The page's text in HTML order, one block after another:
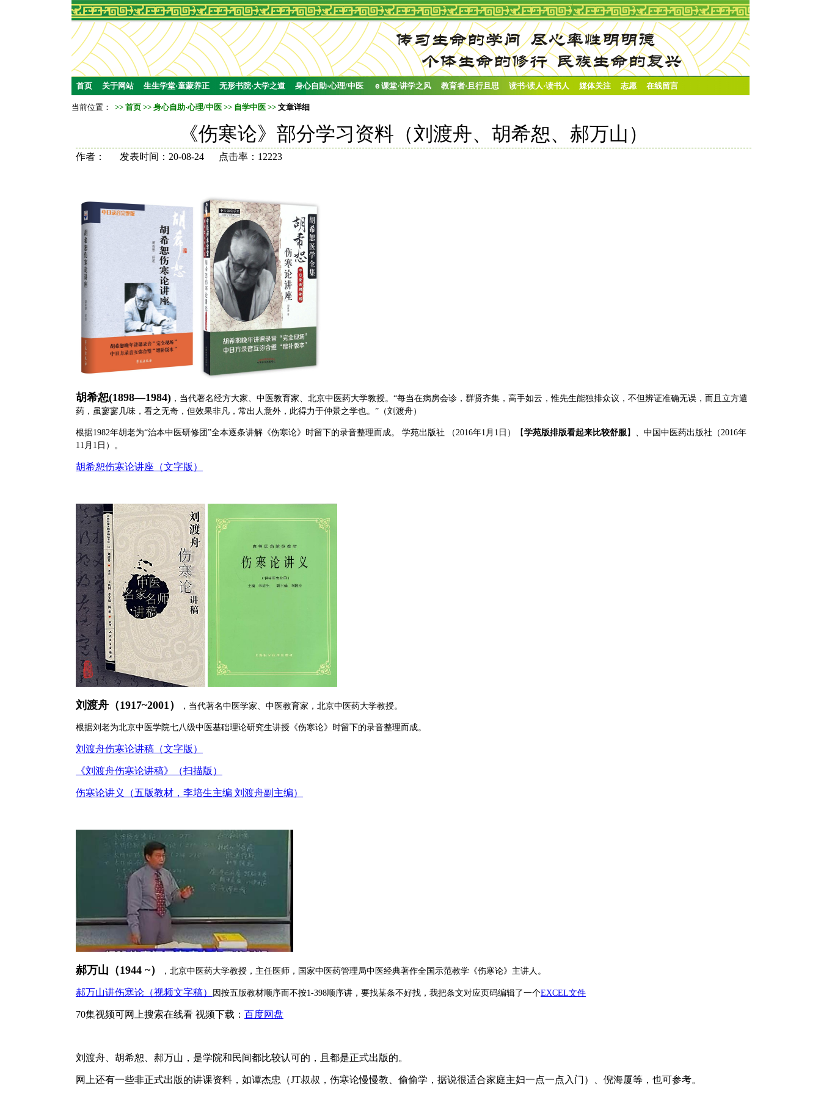
首页 关于网站 生生学堂·童蒙养正 无形书院·大学之道 身心自助·心理/中医 ｅ课堂·讲学之风 教育者·且行且思 读书·读人·读书人 媒体关注 志愿 在线留言
当前位置： >> 首页 >> 身心自助·心理/中医 >> 自学中医 >> 文章详细
《伤寒论》部分学习资料（刘渡舟、胡希恕、郝万山）
作者： 发表时间：20-08-24 点击率：12223
胡希恕(1898—1984) ，当代著名经方大家、中医教育家、北京中医药大学教授。“每当在病房会诊，群贤齐集，高手如云，惟先生能独排众议，不但辨证准确无误，而且立方遣
药，虽寥寥几味，看之无奇，但效果非凡，常出人意外，此得力于仲景之学也。”（刘渡舟）
根据1982年胡老为“治本中医研修团”全本逐条讲解《伤寒论》时留下的录音整理而成。 学苑出版社 （2016年1月1日 ）【学苑版排版看起来比较舒服】、中国中医药出版社（2016年
11月1日 ）。
胡希恕伤寒论讲座（文字版）
刘渡舟（1917~2001） ， 当代著名中医学家、中医教育家，北京中医药大学教授。
根据刘老为北京中医学院七八级中医基础理论研究生讲授《伤寒论》时留下的录音整理而成。
刘渡舟伤寒论讲稿（文字版）
《刘渡舟伤寒论讲稿》（扫描版）
伤寒论讲义（五版教材，李培生主编 刘渡舟副主编）
郝万山（1944 ~） ，北京中医药大学教授，主任医师，国家中医药管理局中医经典著作全国示范教学《伤寒论》主讲人。
郝万山讲伤寒论（视频文字稿） 因按五版教材顺序而不按1-398顺序讲，要找某条不好找，我把条文对应页码编辑了一个EXCEL文件
70集视频可网上搜索在线看 视频下载： 百度网盘
刘渡舟、胡希恕、郝万山，是学院和民间都比较认可的，且都是正式出版的。
网上还有一些非正式出版的讲课资料，如谭杰忠（JT叔叔，伤寒论慢慢教、偷偷学，据说很适合家庭主妇一点一点入门）、倪海厦等，也可参考。